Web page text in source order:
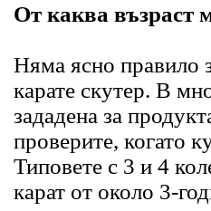
От каква възраст
Няма ясно правило
карате скутер. В
зададена за
проверите, когато
Типовете с 3 и 4
карат от около 3-